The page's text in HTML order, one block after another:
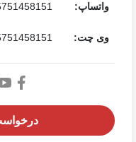
واتساپ:
وی چت: